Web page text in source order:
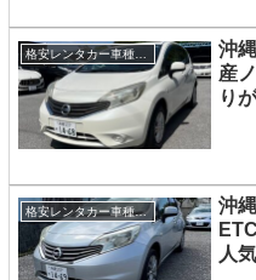
格安レンタカー車種紹介
沖
産
り
格安レンタカー車種紹介
沖
人